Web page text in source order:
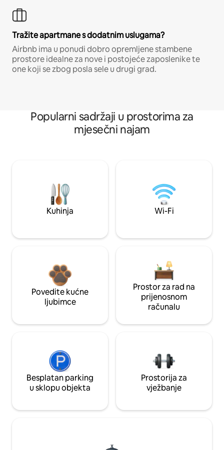
Tražite apartmane s dodatnim uslugama?
Airbnb ima u ponudi dobro opremljene stambene
prostore idealne za nove i postojeće zaposlenike te
one koji se zbog posla sele u drugi grad.
Popularni sadržaji u prostorima za
mjesečni najam
Kuhinja Wi-Fi
Povedite kućne
ljubimce
Prostor za rad na
prijenosnom
računalu
Besplatan parking
u sklopu objekta
Prostorija za
vježbanje